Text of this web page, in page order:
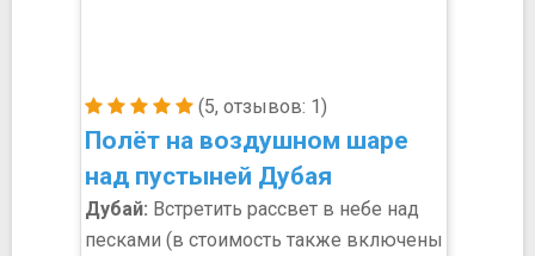
(5, отзывов: 1)
Полёт на воздушном шаре
над пустыней Дубая
Дубай: Встретить рассвет в небе над
песками (в стоимость также включены